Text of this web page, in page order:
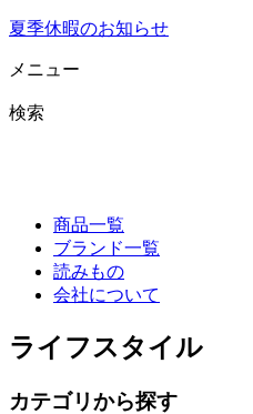
夏季休暇のお知らせ
メニュー
検索
商品一覧
ブランド一覧
読みもの
会社について
ライフスタイル
カテゴリから探す